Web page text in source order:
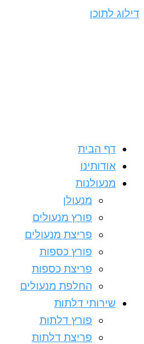
דילוג לתוכן
דף הבית
אודותינו
מנעולנות
מנעולן
פורץ מנעולים
פריצת מנעולים
פורץ כספות
פריצת כספות
החלפת מנעולים
שירותי דלתות
פורץ דלתות
פריצת דלתות